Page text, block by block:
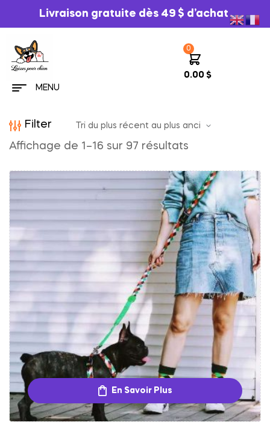
Livraison gratuite dès 49 $ d’achat
MENU
0
0.00$
Filter
Affichage de 1–16 sur 97 résultats
En Savoir Plus